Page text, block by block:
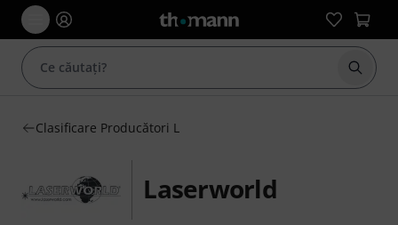
Clasificare Producători L
Laserworld